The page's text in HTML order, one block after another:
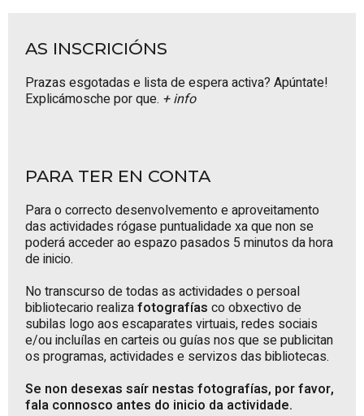
AS INSCRICIÓNS
Prazas esgotadas e lista de espera activa? Apúntate!
Explicámosche por que. + info
PARA TER EN CONTA
Para o correcto desenvolvemento e aproveitamento
das actividades rógase puntualidade xa que non se
poderá acceder ao espazo pasados 5 minutos da hora
de inicio.
No transcurso de todas as actividades o persoal
bibliotecario realizafotografías co obxectivo de
subilas logo aos escaparates virtuais, redes sociais
e/ou incluílas en carteis ou guías nos que se publicitan
os programas, actividades e servizos das bibliotecas.
Se non desexas saír nestas fotografías, por favor,
fala connosco antes do inicio da actividade.